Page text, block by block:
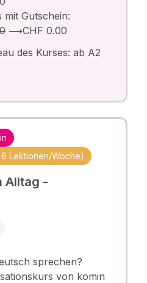
mit Gutschein:
⟶CHF 0.00
des Kurses: ab A2
Lektionen/Woche)
Alltag -
sprechen?
von komin